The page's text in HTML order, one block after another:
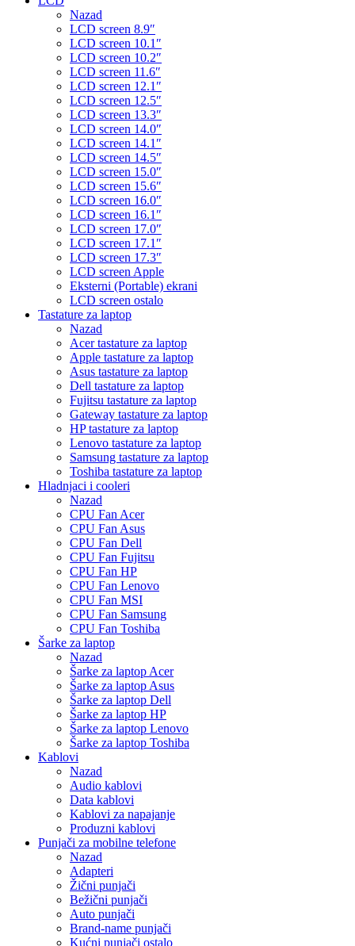
Nazad
LCD screen 8.9″
LCD screen 10.1″
LCD screen 10.2″
LCD screen 11.6″
LCD screen 12.1″
LCD screen 12.5″
LCD screen 13.3″
LCD screen 14.0″
LCD screen 14.1″
LCD screen 14.5″
LCD screen 15.0″
LCD screen 15.6″
LCD screen 16.0″
LCD screen 16.1″
LCD screen 17.0″
LCD screen 17.1″
LCD screen 17.3″
LCD screen Apple
Eksterni (Portable) ekrani
LCD screen ostalo
Tastature za laptop
Nazad
Acer tastature za laptop
Apple tastature za laptop
Asus tastature za laptop
Dell tastature za laptop
Fujitsu tastature za laptop
Gateway tastature za laptop
HP tastature za laptop
Lenovo tastature za laptop
Samsung tastature za laptop
Toshiba tastature za laptop
Hladnjaci i cooleri
Nazad
CPU Fan Acer
CPU Fan Asus
CPU Fan Dell
CPU Fan Fujitsu
CPU Fan HP
CPU Fan Lenovo
CPU Fan MSI
CPU Fan Samsung
CPU Fan Toshiba
Šarke za laptop
Nazad
Šarke za laptop Acer
Šarke za laptop Asus
Šarke za laptop Dell
Šarke za laptop HP
Šarke za laptop Lenovo
Šarke za laptop Toshiba
Kablovi
Nazad
Audio kablovi
Data kablovi
Kablovi za napajanje
Produzni kablovi
Punjači za mobilne telefone
Nazad
Adapteri
Žični punjači
Bežični punjači
Auto punjači
Brand-name punjači
Kućni punjači ostalo